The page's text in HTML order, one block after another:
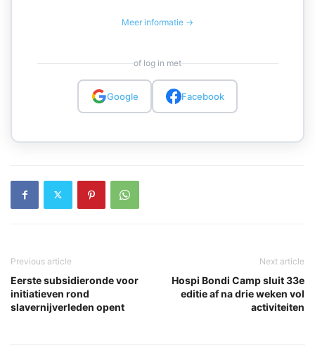
Meer informatie →
of log in met
Google Facebook
Previous article
Eerste subsidieronde voor
initiatieven rond
slavernijverleden opent
Next article
Hospi Bondi Camp sluit 33e
editie af na drie weken vol
activiteiten